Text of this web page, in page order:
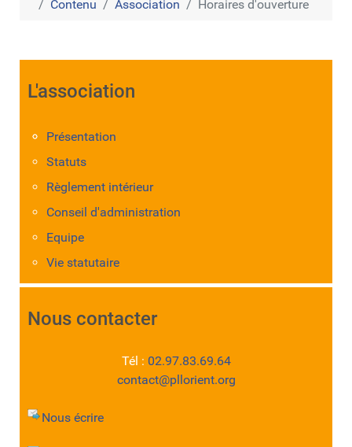
Contenu
Association Horaires d'ouverture
L'association
Présentation
Statuts
Règlement intérieur
Conseil d'administration
Equipe
Vie statutaire
Nous contacter
Tél : 02.97.83.69.64
contact@pllorient.org
Nous écrire